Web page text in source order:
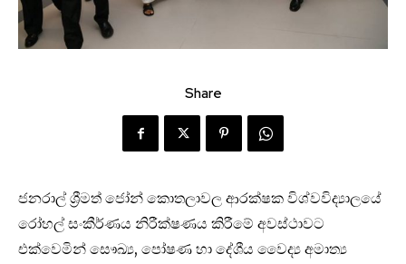
Share
ජනරාල් ශ්‍රීමත් ජෝන් කොතලාවල ආරක්ෂක විශ්වවිද්‍යාලයේ
රෝහල් සංකීර්ණය නිරීක්ෂණය කිරීමේ අවස්ථාවට
එක්වෙමින් සෞඛ්‍ය, පෝෂණ හා දේශීය වෛද්‍ය අමාත්‍ය